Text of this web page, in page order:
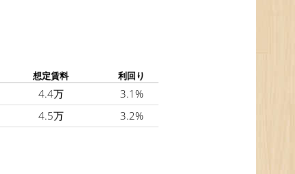
想定賃料 利回り
4.4万
3.1%
4.5万 3.2%